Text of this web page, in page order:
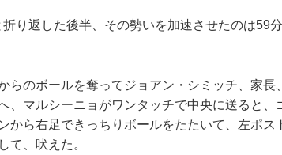
り返した後半、その勢いを加速させたのは59
のボールを奪ってジョアン・シミッチ、家長
、マルシーニョがワンタッチで中央に送ると、
から右足できっちりボールをたたいて、左ポス
て、吠えた。